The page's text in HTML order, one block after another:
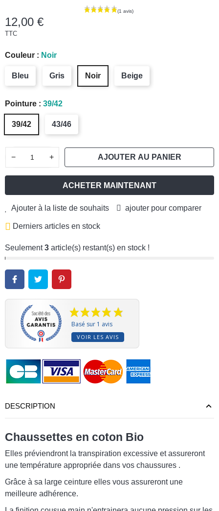
12,00 €
TTC
Couleur : Noir
Bleu Gris Noir Beige
Pointure : 39/42
39/42 43/46
− + AJOUTER AU PANIER
ACHETER MAINTENANT
Ajouter à la liste de souhaits ajouter pour comparer
Derniers articles en stock
Seulement3 article(s) restant(s) en stock !
Basé sur 1 avis
VOIR LES AVIS
DESCRIPTION
Chaussettes en coton Bio
Elles préviendront la transpiration excessive et assureront
une température appropriée dans vos chaussures .
Grâce à sa large ceinture elles vous assureront une
meilleure adhérence.